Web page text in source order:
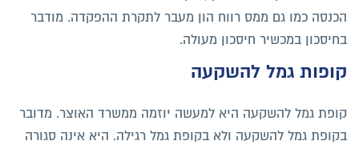
הכנסה כמו גם ממס רווח הון מעבר לתקרת ההפקדה. מודבר
בחיסכון במכשיר חיסכון מעולה.
קופות גמל להשקעה
קופת גמל להשקעה היא למעשה יוזמה ממשרד האוצר. מדובר
בקופת גמל להשקעה ולא בקופת גמל רגילה. היא אינה סגורה